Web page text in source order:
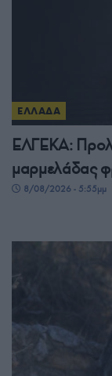
ΕΛΛΑΔΑ
ΕΛΓΕΚΑ:
μαρμελάδας
8/08/2026 - 5:55μμ